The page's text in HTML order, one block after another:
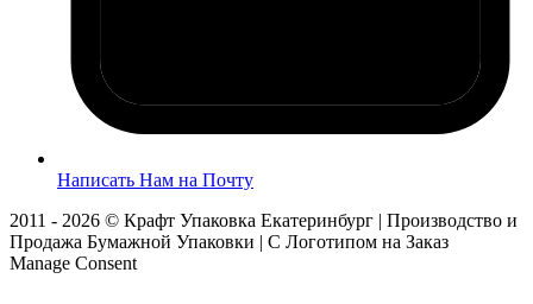
Написать Нам на Почту
2011 - 2026 © Крафт Упаковка Екатеринбург | Производство и
Продажа Бумажной Упаковки | С Логотипом на Заказ
Manage Consent